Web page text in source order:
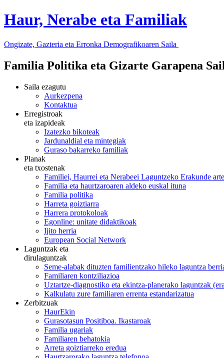
Haur, Nerabe eta Familiak
Ongizate, Gazteria eta Erronka Demografikoaren Saila
Familia Politika eta Gizarte Garapena
Saila ezagutu
Aurkezpena
Kontaktua
Erregistroak
eta izapideak
Izatezko bikoteak
Jardunaldial eta mintegiak
Guraso bakarreko familiak
Planak
eta txostenak
Familiei, Haurrei eta Nerabeei Laguntzeko Erakunde
Familia eta haurtzaroaren aldeko euskal ituna
Familia politika
Harreta goiztiarra
Harrera protokoloak
Egonline: unitate didaktikoak
Ijito herria
European Social Network
Laguntzak eta
dirulaguntzak
Seme-alabak dituzten familientzako hileko laguntza
Familiaren kontziliazioa
Uztartze-diagnostiko eta ekintza-planerako laguntzak
Kalkulatu zure familiaren errenta estandarizatua
Zerbitzuak
HaurEkin
Gurasotasun Positiboa. Ikastaroak
Familia ugariak
Familiaren behatokia
Arreta goiztiarreko eredua